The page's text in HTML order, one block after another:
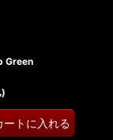
Green
ートに入れる